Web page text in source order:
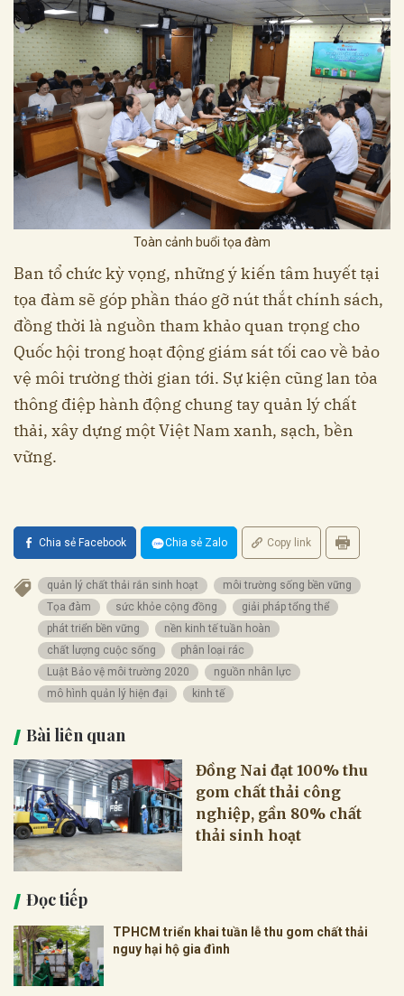
Toàn cảnh buổi tọa đàm
Ban tổ chức kỳ vọng, những ý kiến tâm huyết tại
tọa đàm sẽ góp phần tháo gỡ nút thắt chính sách,
đồng thời là nguồn tham khảo quan trọng cho
Quốc hội trong hoạt động giám sát tối cao về bảo
vệ môi trường thời gian tới. Sự kiện cũng lan tỏa
thông điệp hành động chung tay quản lý chất
thải, xây dựng một Việt Nam xanh, sạch, bền
vững.
Chia sẻ Facebook Chia sẻ Zalo Copy link
quản lý chất thải rắn sinh hoạt
môi trường sống bền vững
Tọa đàm
sức khỏe cộng đồng
giải pháp tổng thể
phát triển bền vững
nền kinh tế tuần hoàn
chất lượng cuộc sống
phân loại rác
Luật Bảo vệ môi trường 2020
nguồn nhân lực
mô hình quản lý hiện đại
kinh tế
Bài liên quan
Đồng Nai đạt 100% thu
gom chất thải công
nghiệp, gần 80% chất
thải sinh hoạt
Đọc tiếp
TPHCM triển khai tuần lễ thu gom chất thải
nguy hại hộ gia đình